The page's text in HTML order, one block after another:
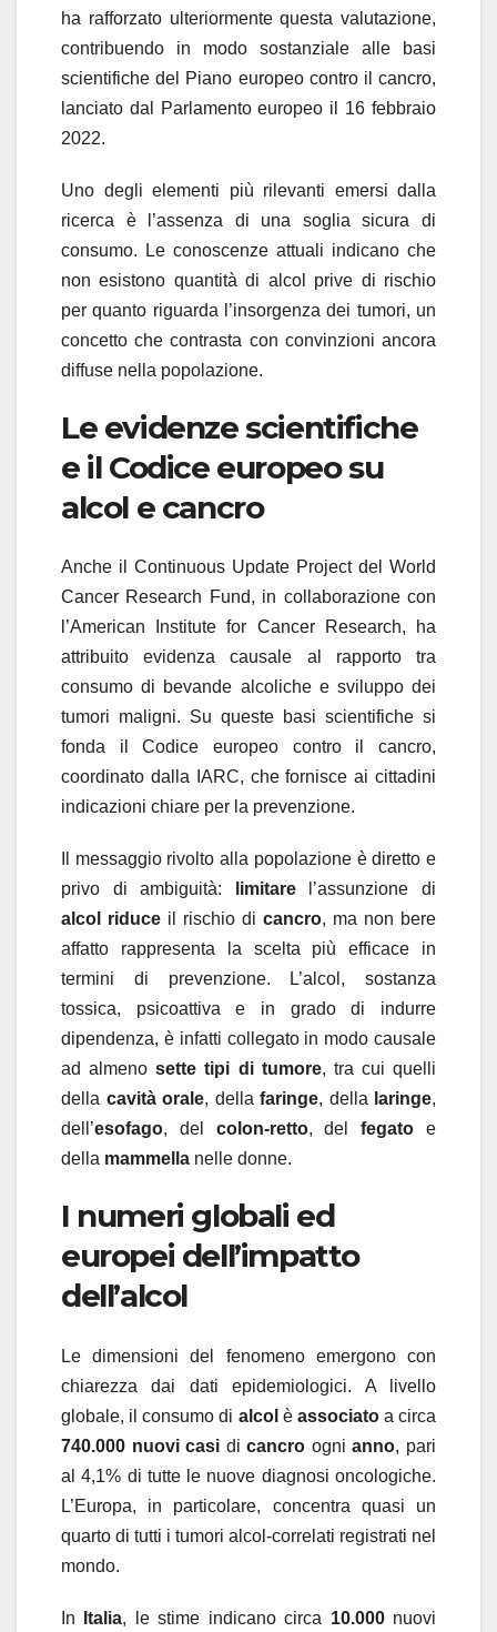
ha rafforzato ulteriormente questa valutazione,
contribuendo in modo sostanziale alle basi
scientifiche del Piano europeo contro il cancro,
lanciato dal Parlamento europeo il 16 febbraio
2022.
Uno degli elementi più rilevanti emersi dalla
ricerca è l’assenza di una soglia sicura di
consumo. Le conoscenze attuali indicano che
non esistono quantità di alcol prive di rischio
per quanto riguarda l’insorgenza dei tumori, un
concetto che contrasta con convinzioni ancora
diffuse nella popolazione.
Le evidenze scientifiche
e il Codice europeo su
alcol e cancro
Anche il Continuous Update Project del World
Cancer Research Fund, in collaborazione con
l’American Institute for Cancer Research, ha
attribuito evidenza causale al rapporto tra
consumo di bevande alcoliche e sviluppo dei
tumori maligni. Su queste basi scientifiche si
fonda il Codice europeo contro il cancro,
coordinato dalla IARC, che fornisce ai cittadini
indicazioni chiare per la prevenzione.
Il messaggio rivolto alla popolazione è diretto e
privo di ambiguità: limitarel’assunzione di
alcol
riduce il rischio di cancro, ma non bere
affatto rappresenta la scelta più efficace in
termini di prevenzione. L’alcol, sostanza
tossica, psicoattiva e in grado di indurre
dipendenza, è infatti collegato in modo causale
ad almeno sette tipi di tumore, tra cui quelli
della cavità orale, della faringe, della laringe,
dell’esofago, del colon-retto, delfegato e
della mammella nelle donne.
I numeri globali ed
europei dell’impatto
dell’alcol
Le dimensioni del fenomeno emergono con
chiarezza dai dati epidemiologici. A livello
globale, il consumo di alcol è associatoa circa
740.000 nuovi casi dicancro ogni anno, pari
al 4,1% di tutte le nuove diagnosi oncologiche.
L’Europa, in particolare, concentra quasi un
quarto di tutti i tumori alcol-correlati registrati nel
mondo.
In Italia, le stime indicano circa 10.000 nuovi